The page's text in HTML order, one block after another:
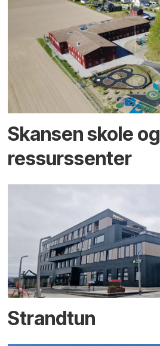
Skansen skole og
ressurssenter
Strandtun